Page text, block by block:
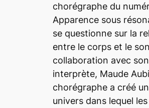
chorégraphe du
Apparence sous
se questionne sur la
entre le corps et le
collaboration avec son
interprète, Maude
chorégraphe a créé un
univers dans lequel les